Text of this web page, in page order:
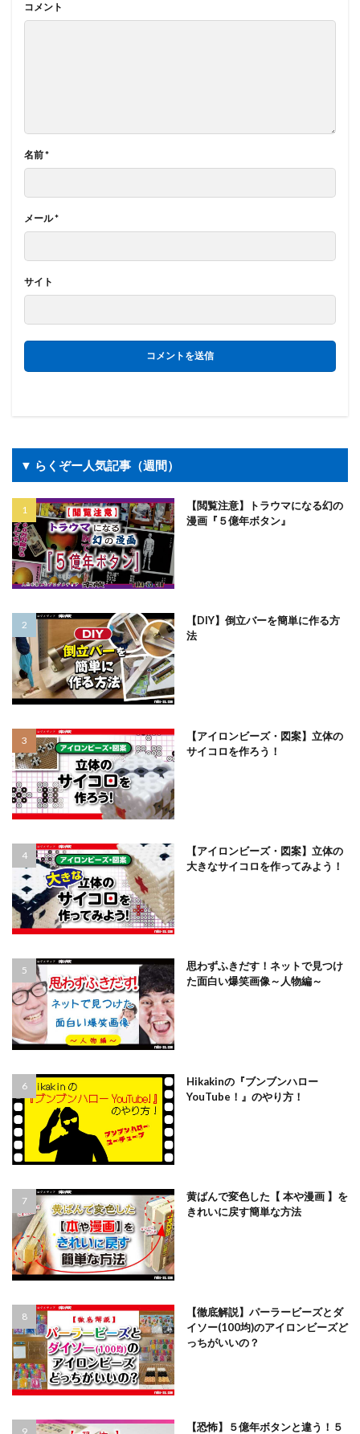
コメント
名前*
メール*
サイト
▼ らくぞー人気記事（週間）
【閲覧注意】トラウマになる幻の
漫画『５億年ボタン』
【DIY】倒立バーを簡単に作る方
法
【アイロンビーズ・図案】立体の
サイコロを作ろう！
【アイロンビーズ・図案】立体の
大きなサイコロを作ってみよう！
思わずふきだす！ネットで見つけ
た面白い爆笑画像～人物編～
Hikakinの『ブンブンハロー
YouTube！』のやり方！
黄ばんで変色した【 本や漫画 】を
きれいに戻す簡単な方法
【徹底解説】パーラービーズとダ
イソー(100均)のアイロンビーズど
っちがいいの？
【恐怖】５億年ボタンと違う！５